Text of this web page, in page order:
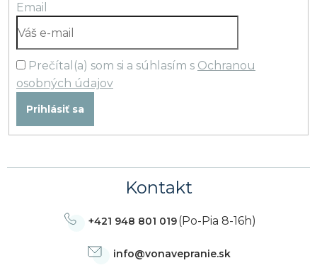
Email
Prečítal(a) som si a súhlasím s Ochranou
osobných údajov
Prihlásiť sa
Kontakt
info@vonavepranie.sk
+421 948 801 019(Po-Pia 8-16h)